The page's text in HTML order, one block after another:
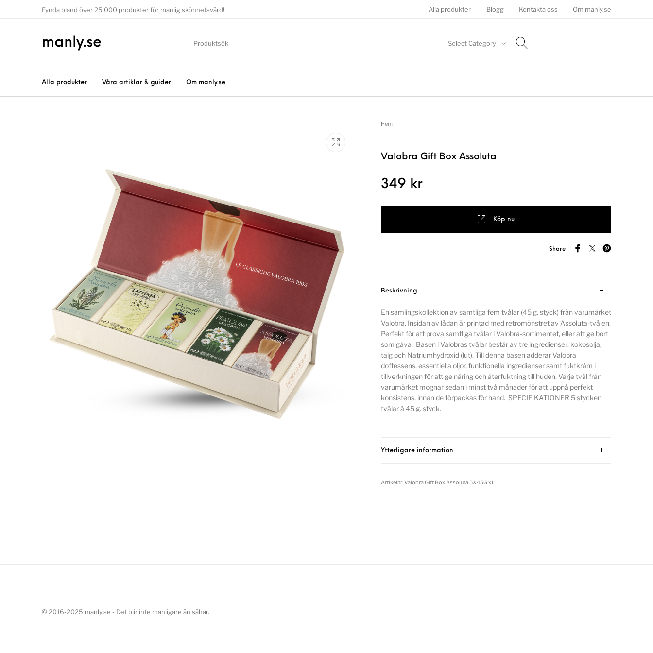
Fynda bland över 25 000 produkter för manlig skönhetsvård! Alla produkter Blogg Kontakta oss Om manly.se
manly.se Select Category
Alla produkter Våra artiklar & guider Om manly.se
Hem
Valobra Gift Box Assoluta
349 kr
Köp nu
Share
Beskrivning
En samlingskollektion av samtliga fem tvålar (45 g. styck) från varumärket
Valobra. Insidan av lådan är printad med retromönstret av Assoluta-tvålen.
Perfekt för att prova samtliga tvålar i Valobra-sortimentet, eller att ge bort
som gåva. Basen i Valobras tvålar består av tre ingredienser: kokosolja,
talg och Natriumhydroxid (lut). Till denna basen adderar Valobra
doftessens, essentiella oljor, funktionella ingredienser samt fuktkräm i
tillverkningen för att ge näring och återfuktning till huden. Varje tvål från
varumärket mognar sedan i minst två månader för att uppnå perfekt
konsistens, innan de förpackas för hand. SPECIFIKATIONER 5 stycken
tvålar á 45 g. styck.
Ytterligare information
Artikelnr:Valobra Gift Box Assoluta 5X45G x1
© 2016-2025 manly.se - Det blir inte manligare än såhär.